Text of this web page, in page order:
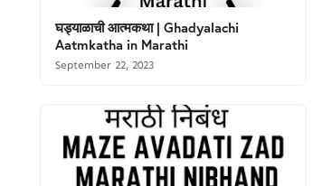
घड्याळाची आत्मकथा | Ghadyalachi
Aatmkatha in Marathi
September 22, 2023